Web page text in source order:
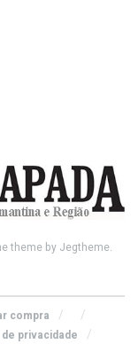
theme by Jegtheme.
compra
privacidade